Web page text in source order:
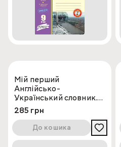
Мій перший
Англійсько-
Український словник.
Крижане серце
285 грн
До кошика